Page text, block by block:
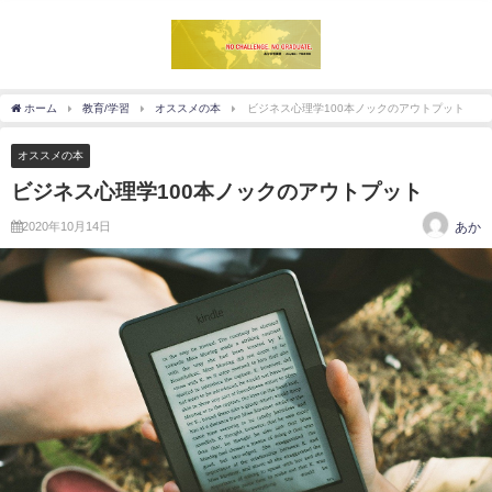
ホーム 教育/学習 オススメの本 ビジネス心理学100本ノックのアウトプット
オススメの本
ビジネス心理学100本ノックのアウトプット
2020年10月14日 あか